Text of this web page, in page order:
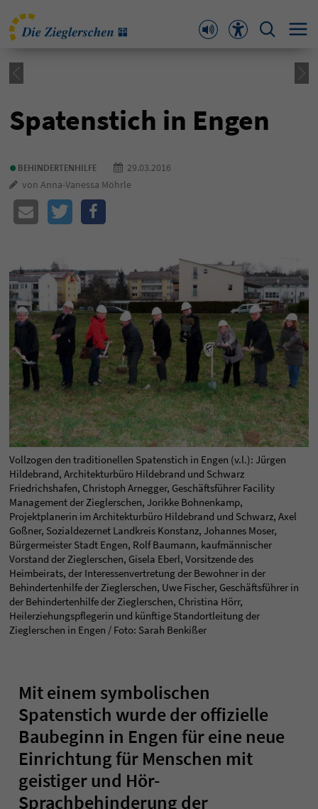
Spatenstich in Engen
• BEHINDERTENHILFE
29.03.2016
von Anna-Vanessa Möhrle
Vollzogen den traditionellen Spatenstich in Engen (v.l.): Jürgen
Hildebrand, Architekturbüro Hildebrand und Schwarz
Friedrichshafen, Christoph Arnegger, Geschäftsführer Facility
Management der Zieglerschen, Jorikke Bohnenkamp,
Projektplanerin im Architekturbüro Hildebrand und Schwarz, Axel
Goßner, Sozialdezernet Landkreis Konstanz, Johannes Moser,
Bürgermeister Stadt Engen, Rolf Baumann, kaufmännischer
Vorstand der Zieglerschen, Gisela Eberl, Vorsitzende des
Heimbeirats, der Interessenvertretung der Bewohner in der
Behindertenhilfe der Zieglerschen, Uwe Fischer, Geschäftsführer in
der Behindertenhilfe der Zieglerschen, Christina Hörr,
Heilerziehungspflegerin und künftige Standortleitung der
Zieglerschen in Engen / Foto: Sarah Benkißer
Mit einem symbolischen
Spatenstich wurde der offizielle
Baubeginn in Engen für eine neue
Einrichtung für Menschen mit
geistiger und Hör-
Sprachbehinderung der